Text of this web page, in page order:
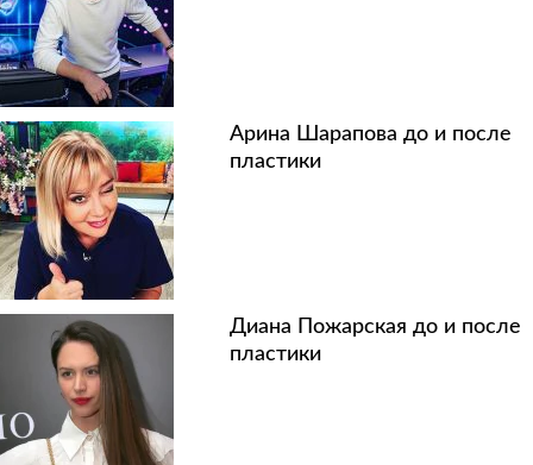
Арина Шарапова до и после
пластики
Диана Пожарская до и после
пластики